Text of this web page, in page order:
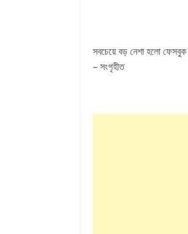
সবচেয়ে বড় নেশা হলো ফেসবুক
– সংগৃহীত